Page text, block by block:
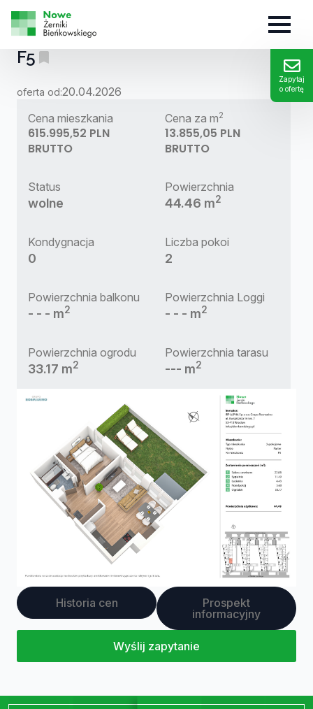
Zapytaj
o ofertę
MIESZKANIE:
F5
oferta od:20.04.2026
Cena mieszkania
615.995,52 PLN
BRUTTO
Cena za m2
13.855,05 PLN
BRUTTO
Status
wolne
Powierzchnia
44.46 m2
Kondygnacja
0
Liczba pokoi
2
Powierzchnia balkonu
- - - m2
Powierzchnia Loggi
- - - m2
Powierzchnia ogrodu
33.17 m2
Powierzchnia tarasu
--- m2
Historia cen
Prospekt
informacyjny
Wyślij zapytanie